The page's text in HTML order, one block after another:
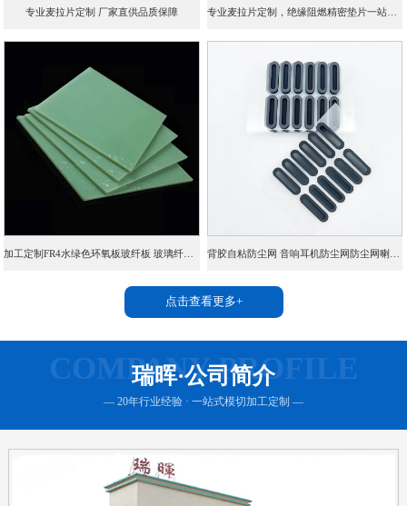
专业麦拉片定制 厂家直供品质保障
点击查看更多+
COMPANY PROFILE
瑞晖·公司简介
— 20年行业经验 · 一站式模切加工定制 —